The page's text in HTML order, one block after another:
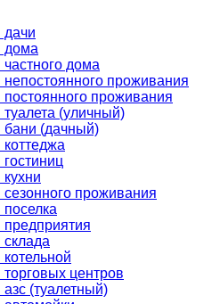
дачи
дома
дома
проживания
проживания
(уличный)
бани (дачный)
проживания
центров
(туалетный)